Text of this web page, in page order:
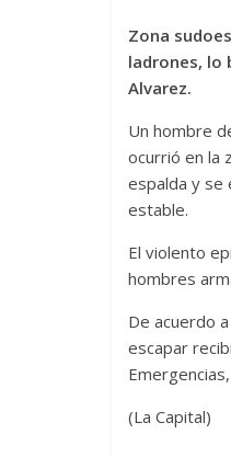
Zona
ladrones, lo
Alvarez.
Un hombre
ocurrió en la
espalda y se
estable.
El violento
hombres
De acuerdo
escapar
(La Capital)